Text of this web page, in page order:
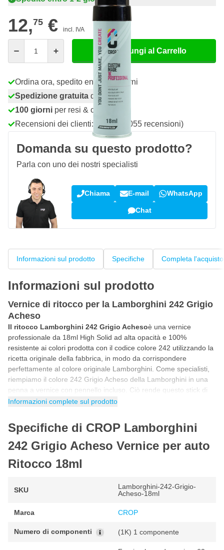
12,75 € incl. IVA
Aggiungi al Carrello
Ordina ora, spedito entro 1-2 giorni
Spedizione gratuita da 150,- €
100 giorni per resi & cambi
Recensioni dei clienti:
4,58/5 (7.055 recensioni)
Domanda su questo prodotto?
Parla con uno dei nostri specialisti
Chiama E-mail WhatsApp
Chat
Informazioni sul prodotto Specifiche Completa l'acquisto
Informazioni sul prodotto
Vernice di ritocco per la Lamborghini 242 Grigio
Acheso
Il ritocco Lamborghini 242 Grigio Achesoè una vernice
professionale da 18ml High Solid ad alta opacità e 100%
resistente ai colori prodotta con il codice colore 242 utilizzando la
ricetta originale della fabbrica, in modo da corrispondere
perfettamente al colore originale Lamborghini. Come specialisti,
riempiamo il colore 242 Grigio Acheso della Lamborghini in una
penna a vernice con pennello incluso. Ciò rende questo stick di
vernice per auto Lamborghini 242 Grigio Acheso ideale per
piccoli danni alla vernice dell'auto.
Come ritoccare con la vernice Lamborghini 242
Grigio Acheso
Puoi ritoccare la vernice per auto Lamborghini 242 in 5 semplici
seguito avrai la certezza di utilizzare correttamente il colore
Lamborghini per un risultato fantastico e originale di fabbrica.
Agitare il barattolo di vernice per auto prima dell'uso in modo
Prima di iniziare, fare sempre una prova con un pezzo di prova
Informazioni complete sul prodotto
Specifiche di CROP Lamborghini
242 Grigio Acheso Vernice per auto
Ritocco 18ml
SKU
Lamborghini-242-Grigio-
Acheso-18ml
Marca CROP
Numero di componenti (1K) 1 componente